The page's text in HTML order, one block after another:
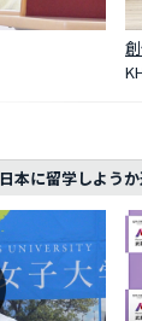
日本に留学しよう